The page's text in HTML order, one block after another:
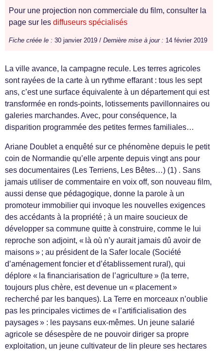
Pour une projection non commerciale du film, consulter la
page sur les diffuseurs spécialisés
Fiche créée le : 30 janvier 2019 / Dernière mise à jour : 14 février 2019
La ville avance, la campagne recule. Les terres agricoles
sont rayées de la carte à un rythme effarant : tous les sept
ans, c’est une surface équivalente à un département qui est
transformée en ronds-points, lotissements pavillonnaires ou
galeries marchandes. Avec, pour conséquence, la
disparition programmée des petites fermes familiales…
Ariane Doublet a enquêté sur ce phénomène depuis le petit
coin de Normandie qu’elle arpente depuis vingt ans pour
ses documentaires (Les Terriens, Les Bêtes…) (1) . Sans
jamais utiliser de commentaire en voix off, son nouveau film,
aussi dense que pédagogique, donne la parole à un
promoteur immobilier qui invoque les nouvelles exigences
des accédants à la propriété ; à un maire soucieux de
développer sa commune quitte à construire, comme le lui
reproche son adjoint, « là où n’y aurait jamais dû avoir de
maisons » ; au président de la Safer locale (Société
d’aménagement foncier et d’établissement rural), qui
déplore « la financiarisation de l’agriculture » (la terre,
toujours plus chère, est devenue un « placement »
recherché par les banques). La Terre en morceaux n’oublie
pas les principales victimes de « l’artificialisation des
paysages » : les paysans eux-mêmes. Un jeune salarié
agricole se désespère de ne pouvoir diriger sa propre
exploitation, un jeune cultivateur de lin pleure ses hectares